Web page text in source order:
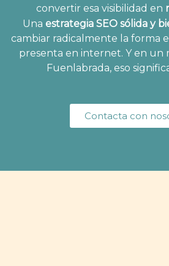
convertir esa visibilidad en
Una estrategia SEO sólida y
cambiar radicalmente la forma
presenta en internet. Y en un
Fuenlabrada, eso
Contacta con